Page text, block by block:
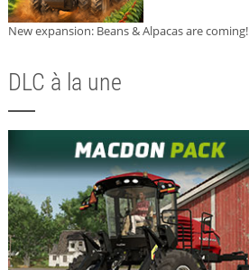
New expansion: Beans & Alpacas are coming!
DLC à la une